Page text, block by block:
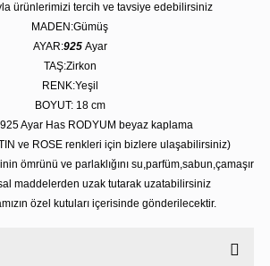
ürünlerimizi tercih ve tavsiye edebilirsiniz
MADEN:Gümüş
AYAR:925 Ayar
TAŞ:Zirkon
RENK:Yeşil
BOYUT: 18 cm
Ayar Has RODYUM beyaz kaplama
ve ROSE renkleri için bizlere ulaşabilirsiniz)
ömrünü ve parlaklığını su,parfüm,sabun,çamaşır
maddelerden uzak tutarak uzatabilirsiniz
özel kutuları içerisinde gönderilecektir.